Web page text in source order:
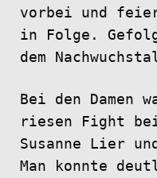
vorbei und
in Folge.
dem
Bei den Damen
riesen Fight
Susanne Lier
Man konnte